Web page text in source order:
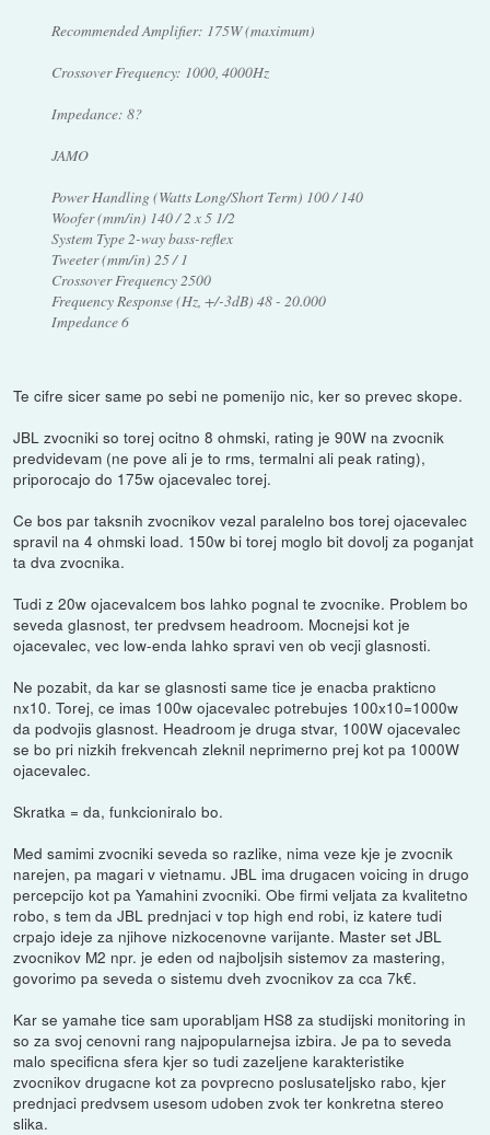
Recommended Amplifier: 175W (maximum)
Crossover Frequency: 1000, 4000Hz
Impedance: 8?
JAMO
Power Handling (Watts Long/Short Term) 100 / 140
Woofer (mm/in) 140 / 2 x 5 1/2
System Type 2-way bass-reflex
Tweeter (mm/in) 25 / 1
Crossover Frequency 2500
Frequency Response (Hz, +/-3dB) 48 - 20.000
Impedance 6
Te cifre sicer same po sebi ne pomenijo nic, ker so prevec skope.
JBL zvocniki so torej ocitno 8 ohmski, rating je 90W na zvocnik
predvidevam (ne pove ali je to rms, termalni ali peak rating),
priporocajo do 175w ojacevalec torej.
Ce bos par taksnih zvocnikov vezal paralelno bos torej ojacevalec
spravil na 4 ohmski load. 150w bi torej moglo bit dovolj za poganjat
ta dva zvocnika.
Tudi z 20w ojacevalcem bos lahko pognal te zvocnike. Problem bo
seveda glasnost, ter predvsem headroom. Mocnejsi kot je
ojacevalec, vec low-enda lahko spravi ven ob vecji glasnosti.
Ne pozabit, da kar se glasnosti same tice je enacba prakticno
nx10. Torej, ce imas 100w ojacevalec potrebujes 100x10=1000w
da podvojis glasnost. Headroom je druga stvar, 100W ojacevalec
se bo pri nizkih frekvencah zleknil neprimerno prej kot pa 1000W
ojacevalec.
Skratka = da, funkcioniralo bo.
Med samimi zvocniki seveda so razlike, nima veze kje je zvocnik
narejen, pa magari v vietnamu. JBL ima drugacen voicing in drugo
percepcijo kot pa Yamahini zvocniki. Obe firmi veljata za kvalitetno
robo, s tem da JBL prednjaci v top high end robi, iz katere tudi
crpajo ideje za njihove nizkocenovne varijante. Master set JBL
zvocnikov M2 npr. je eden od najboljsih sistemov za mastering,
govorimo pa seveda o sistemu dveh zvocnikov za cca 7k€.
Kar se yamahe tice sam uporabljam HS8 za studijski monitoring in
so za svoj cenovni rang najpopularnejsa izbira. Je pa to seveda
malo specificna sfera kjer so tudi zazeljene karakteristike
zvocnikov drugacne kot za povprecno poslusateljsko rabo, kjer
prednjaci predvsem usesom udoben zvok ter konkretna stereo
slika.